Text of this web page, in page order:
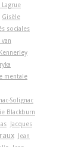
Gisèle
sociales
van
mentale
Solignac
Blackburn
Jacques
Jean